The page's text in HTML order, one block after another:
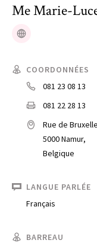
MeMarie-
Site web
COORDONNÉES
081 23 08 13
081 22 28 13
Rue de
5000 Namur,
Belgique
LANGUE PARLÉE
Français
BARREAU